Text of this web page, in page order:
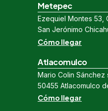
Metepec
Ezequiel Montes 53,
San Jerónimo
Cómo llegar
Atlacomulco
Mario Colin Sánchez
50455 Atlacomulco
Cómo llegar